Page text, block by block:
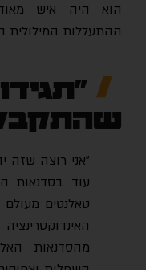
הוא היה איש מאוד
ההתעללות המילולית
"תגידו
"אני רוצה שזה
עוד בסדנאות
טאלנטים מעולם
האינדוקטרינציה
מהסדנאות האלה